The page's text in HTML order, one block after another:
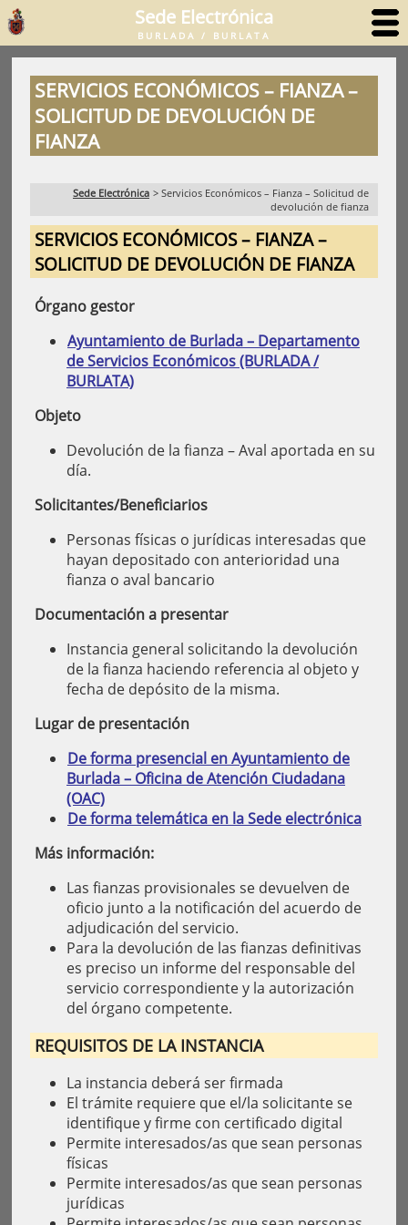
Sede Electrónica
BURLADA / BURLATA
SERVICIOS ECONÓMICOS – FIANZA –
SOLICITUD DE DEVOLUCIÓN DE
FIANZA
Sede Electrónica > Servicios Económicos – Fianza – Solicitud de
devolución de fianza
SERVICIOS ECONÓMICOS – FIANZA –
SOLICITUD DE DEVOLUCIÓN DE FIANZA
Órgano gestor
Ayuntamiento de Burlada – Departamento
de Servicios Económicos (BURLADA /
BURLATA)
Objeto
Devolución de la fianza – Aval aportada en su
día.
Solicitantes/Beneficiarios
Personas físicas o jurídicas interesadas que
hayan depositado con anterioridad una
fianza o aval bancario
Documentación a presentar
Instancia general solicitando la devolución
de la fianza haciendo referencia al objeto y
fecha de depósito de la misma.
Lugar de presentación
De forma presencial en Ayuntamiento de
Burlada – Oficina de Atención Ciudadana
(OAC)
De forma telemática en la Sede electrónica
Más información:
Las fianzas provisionales se devuelven de
oficio junto a la notificación del acuerdo de
adjudicación del servicio.
Para la devolución de las fianzas definitivas
es preciso un informe del responsable del
servicio correspondiente y la autorización
del órgano competente.
REQUISITOS DE LA INSTANCIA
La instancia deberá ser firmada
El trámite requiere que el/la solicitante se
identifique y firme con certificado digital
Permite interesados/as que sean personas
físicas
Permite interesados/as que sean personas
jurídicas